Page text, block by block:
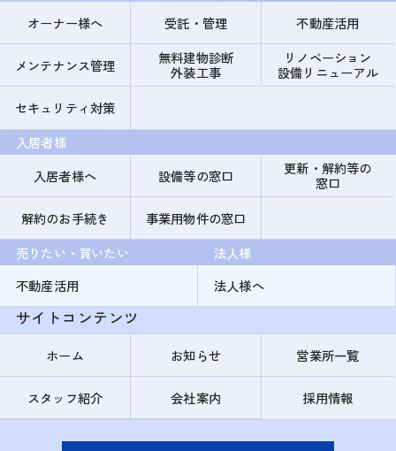
オーナー様へ
受託・管理 不動産活用
メンテナンス管理
無料建物診断
外装工事
リノベーション
設備リニューアル
セキュリティ対策
入居者様
入居者様へ
設備等の窓口
更新・解約等の
窓口
解約のお手続き
事業用物件の窓口
売りたい・買いたい
不動産活用
法人様
法人様へ
サイトコンテンツ
ホーム お知らせ 営業所一覧
スタッフ紹介 会社案内 採用情報